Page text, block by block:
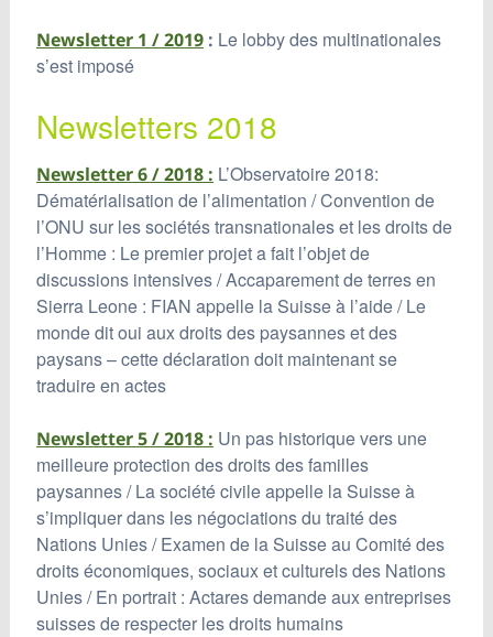
Newsletter 1 / 2019: Le lobby des multinationales
s’est imposé
Newsletters 2018
Newsletter 6 / 2018 : L’Observatoire 2018:
Dématérialisation de l’alimentation / Convention de
l’ONU sur les sociétés transnationales et les droits de
l’Homme : Le premier projet a fait l’objet de
discussions intensives / Accaparement de terres en
Sierra Leone : FIAN appelle la Suisse à l’aide / Le
monde dit oui aux droits des paysannes et des
paysans – cette déclaration doit maintenant se
traduire en actes
Newsletter 5 / 2018 : Un pas historique vers une
meilleure protection des droits des familles
paysannes / La société civile appelle la Suisse à
s’impliquer dans les négociations du traité des
Nations Unies / Examen de la Suisse au Comité des
droits économiques, sociaux et culturels des Nations
Unies / En portrait : Actares demande aux entreprises
suisses de respecter les droits humains